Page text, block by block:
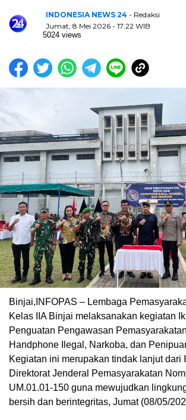
INDONESIA NEWS 24 - Redaksi
Jumat, 8 Mei 2026 - 17:22 WIB
5024 views
Binjai,INFOPAS – Lembaga
Kelas IIA Binjai melaksanakan kegiatan
Penguatan Pengawasan
Handphone Ilegal, Narkoba, dan
Kegiatan ini merupakan tindak lanjut dari
Direktorat Jenderal Pemasyarakatan
UM.01.01-150 guna mewujudkan
bersih dan berintegritas, Jumat (08/05/